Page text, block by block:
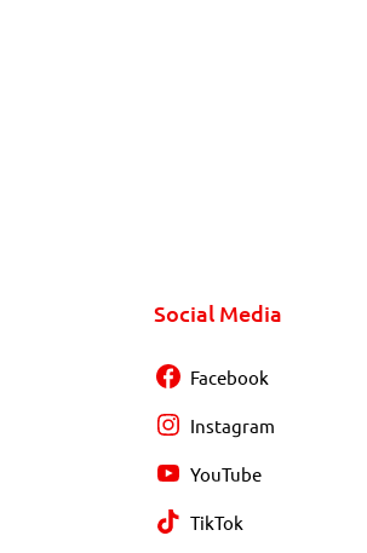
Social Media
Facebook
Instagram
YouTube
TikTok